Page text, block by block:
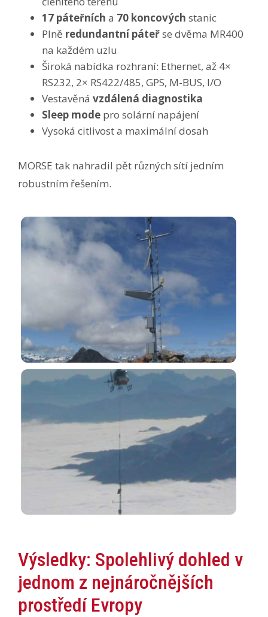
17 páteřních a 70 koncových stanic
Plně redundantní páteřse dvěma MR400
na každém uzlu
Široká nabídka rozhraní: Ethernet, až 4×
RS232, 2× RS422/485, GPS, M-BUS, I/O
Vestavěná vzdálená diagnostika
Sleep mode pro solární napájení
Vysoká citlivost a maximální dosah
MORSE tak nahradil pět různých sítí jedním
robustním řešením.
Výsledky: Spolehlivý dohled v
jednom z nejnáročnějších
prostředí Evropy